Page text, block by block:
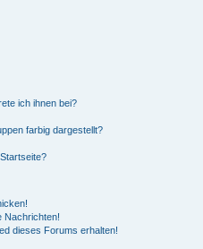
ich ihnen bei?
farbig dargestellt?
Nachrichten!
dieses Forums erhalten!